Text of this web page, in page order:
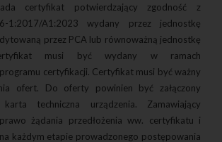
certyfikat potwierdzający zgodność z
1:2017/A1:2023 wydany przez jednostkę
przez PCA lub równoważną jednostkę
musi być wydany w ramach
certyfikacji. Certyfikat musi być ważny
ofert. Do oferty powinien być załączony
techniczna urządzenia. Zamawiający
żądania przedłożenia ww. certyfikatu i
każdym etapie prowadzonego postępowania